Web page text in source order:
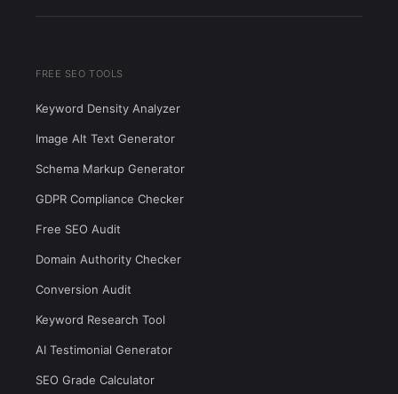
FREE SEO TOOLS
Keyword Density Analyzer
Image Alt Text Generator
Schema Markup Generator
GDPR Compliance Checker
Free SEO Audit
Domain Authority Checker
Conversion Audit
Keyword Research Tool
AI Testimonial Generator
SEO Grade Calculator